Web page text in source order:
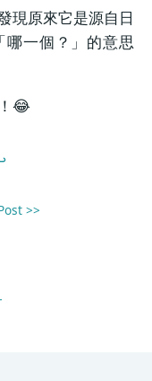
現原來它是源自日
一個？」的意思
😂
>>